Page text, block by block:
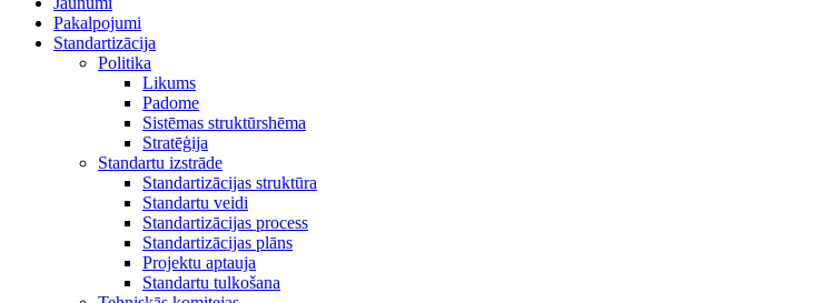
Pakalpojumi
Standartizācija
Politika
Likums
Padome
Sistēmas struktūrshēma
Stratēģija
Standartu izstrāde
Standartizācijas struktūra
Standartu veidi
Standartizācijas process
Standartizācijas plāns
Projektu aptauja
Standartu tulkošana